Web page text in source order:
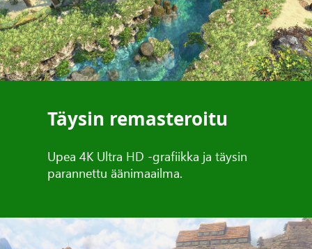
Täysin remasteroitu
Upea 4K Ultra HD -grafiikka ja täysin
parannettu äänimaailma.